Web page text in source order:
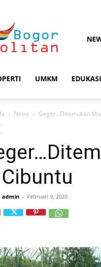
Bogorpolitan
UMKM EDUKASI
News Geger…Ditemukan
admin - Februari 9, 2020